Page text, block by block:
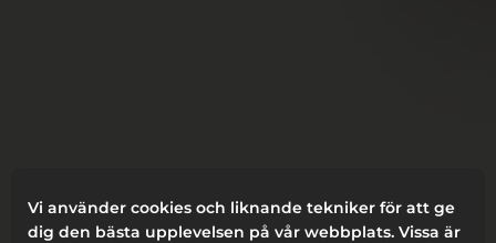
Vi använder cookies och liknande tekniker för att ge
dig den bästa upplevelsen på vår webbplats. Vissa är